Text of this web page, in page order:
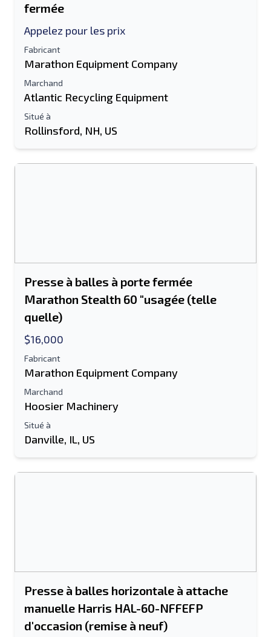
Adresse e-mail
fermée
Appelez pour les prix
Fabricant
Marathon Equipment Company
Marchand
Atlantic Recycling Equipment
Situé à
Rollinsford, NH, US
Presse à balles à porte fermée
Marathon Stealth 60 "usagée (telle
quelle)
$16,000
Fabricant
Marathon Equipment Company
Marchand
Hoosier Machinery
Situé à
Danville, IL, US
Presse à balles horizontale à attache
manuelle Harris HAL-60-NFFEFP
d'occasion (remise à neuf)
Envoyer à un ami
Le champ Adresse e-mail ou Numéro de
portable est obligatoire
Ton nom complet